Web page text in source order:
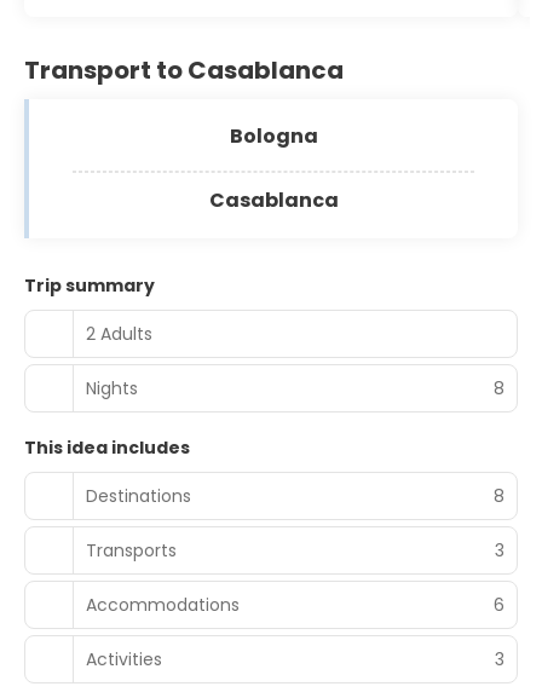
Transport to Casablanca
Bologna
Casablanca
Trip summary
2 Adults
Nights 8
This idea includes
Destinations
8
Transports 3
Accommodations 6
Activities 3